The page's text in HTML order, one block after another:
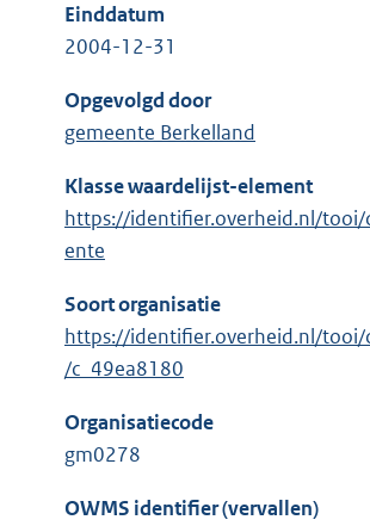
Einddatum
2004-12-31
Opgevolgd door
gemeente Berkelland
Klasse waardelijst-element
https://identifier.overheid.nl/
ente
Soort organisatie
https://identifier.overheid.nl/
/c_49ea8180
Organisatiecode
gm0278
OWMS identifier (vervallen)